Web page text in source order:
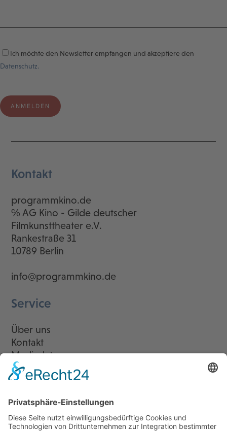
Ich möchte den Newsletter empfangen und akzeptiere den
Datenschutz.
Kontakt
programmkino.de
℅ AG Kino - Gilde deutscher
Filmkunsttheater e.V.
Rankestraße 31
10789 Berlin
info@programmkino.de
Service
Über uns
Kontakt
Mediadaten
Newsletter
LogIn
Legal